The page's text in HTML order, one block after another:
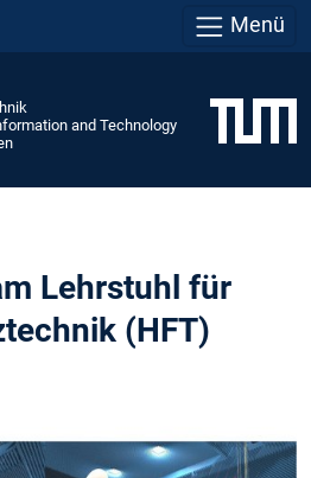
Menü
and Technology
Lehrstuhl für
(HFT)